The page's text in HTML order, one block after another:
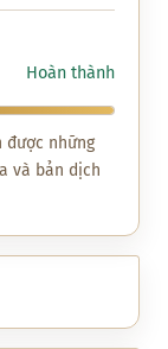
Hoàn thành
được những
và bản dịch